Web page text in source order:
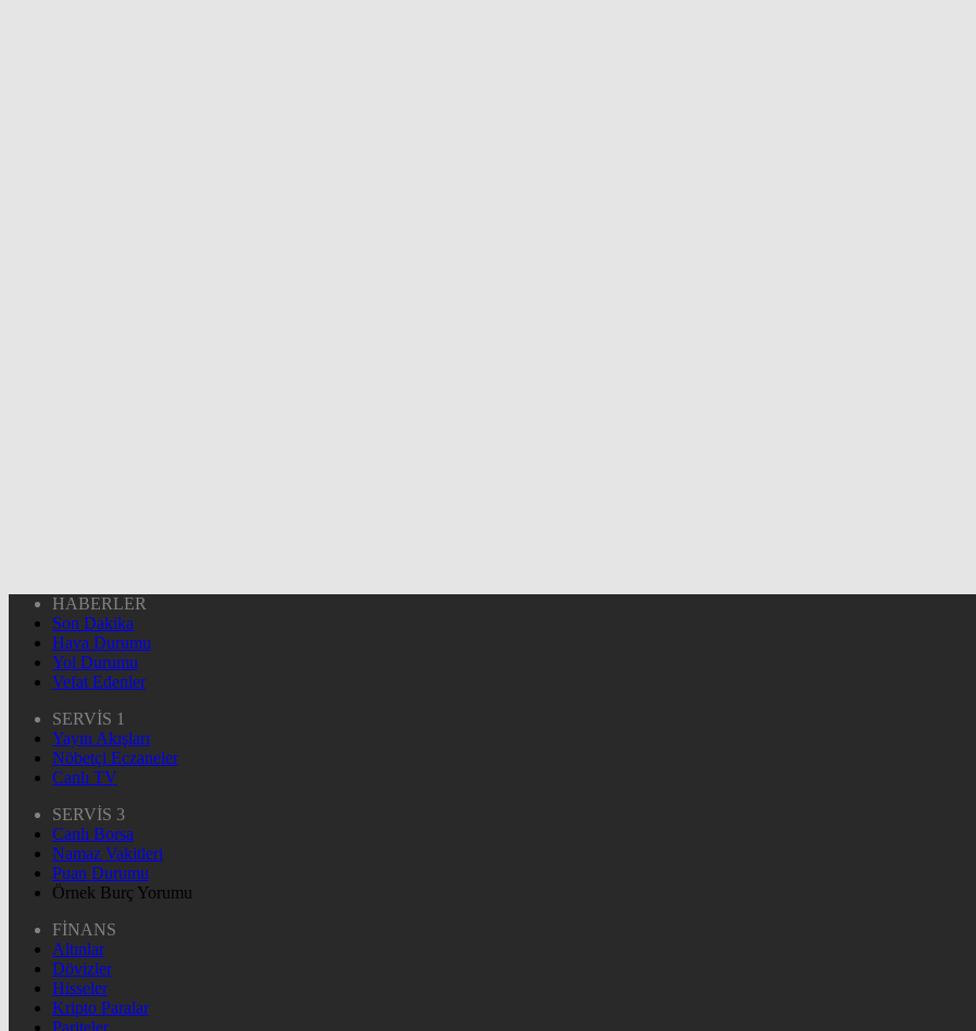
HABERLER
Son Dakika
Hava Durumu
Yol Durumu
Vefat Edenler
SERVİS 1
Yayın Akışları
Nöbetçi Eczaneler
Canlı TV
SERVİS 3
Canlı Borsa
Namaz Vakitleri
Puan Durumu
Örnek Burç Yorumu
FİNANS
Altınlar
Dövizler
Hisseler
Kripto Paralar
Pariteler